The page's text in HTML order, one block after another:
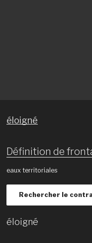
éloigné
Définition de
eaux territoriales
Rechercher le
éloigné